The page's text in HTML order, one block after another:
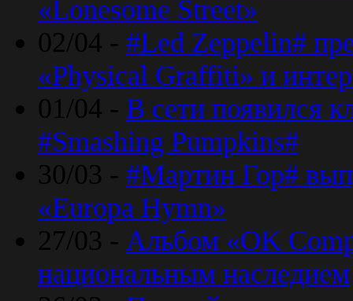
«Lonesome Street»
02/04 - #Led Zeppelin#
«Physical Graffiti» и
01/04 - В сети появился
#Smashing Pumpkins#
30/03 - #Мартин Гор#
«Europa Hymn»
27/03 - Альбом «OK
национальным наследием